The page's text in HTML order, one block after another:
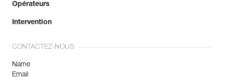
Opérateurs
Intervention
CONTACTEZ-NOUS
Name
Email